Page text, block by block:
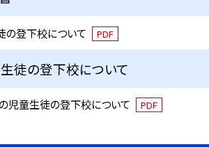
の登下校について PDF
徒の登下校について
児童生徒の登下校について PDF